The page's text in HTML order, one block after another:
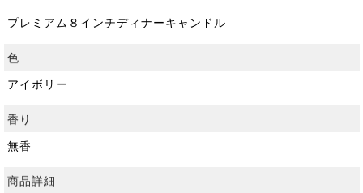
プレミアム８インチディナーキャンドル
色
アイボリー
香り
無香
商品詳細